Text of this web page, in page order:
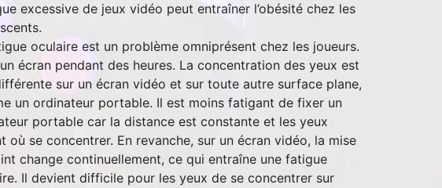
excessive de jeux vidéo peut entraîner l’obésité chez les
oculaire est un problème omniprésent chez les joueurs.
écran pendant des heures. La concentration des yeux est
sur un écran vidéo et sur toute autre surface plane,
un ordinateur portable. Il est moins fatigant de fixer un
portable car la distance est constante et les yeux
où se concentrer. En revanche, sur un écran vidéo, la mise
change continuellement, ce qui entraîne une fatigue
Il devient difficile pour les yeux de se concentrer sur